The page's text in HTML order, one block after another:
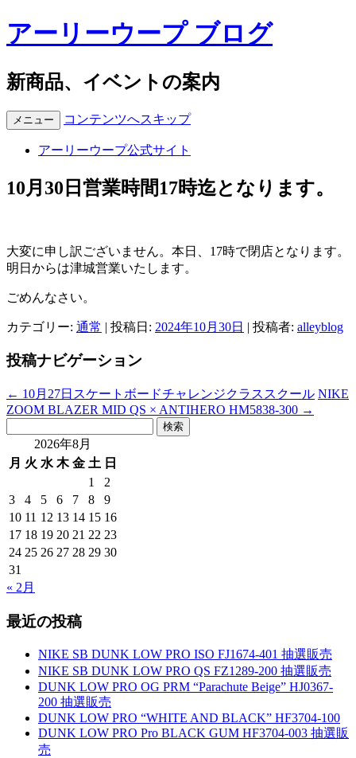
アーリーウープ ブログ
新商品、イベントの案内
メニュー コンテンツへスキップ
アーリーウープ公式サイト
10月30日営業時間17時迄となります。
大変に申し訳ございません。本日、17時で閉店となります。
明日からは津城営業いたします。
ごめんなさい。
カテゴリー: 通常 | 投稿日: 2024年10月30日 | 投稿者: alleyblog
投稿ナビゲーション
← 10月27日スケートボードチャレンジクラススクール NIKE
ZOOM BLAZER MID QS × ANTIHERO HM5838-300 →
2026年8月
月 火 水 木 金 土 日
1
2
3
4 5 6 7 8
9
10 11 12 13 14 15 16
17 18 19 20 21 22 23
24 25 26 27 28 29 30
31
« 2月
最近の投稿
NIKE SB DUNK LOW PRO ISO FJ1674-401 抽選販売
NIKE SB DUNK LOW PRO QS FZ1289-200 抽選販売
DUNK LOW PRO OG PRM “Parachute Beige” HJ0367-
200 抽選販売
DUNK LOW PRO “WHITE AND BLACK” HF3704-100
DUNK LOW PRO Pro BLACK GUM HF3704-003 抽選販
売